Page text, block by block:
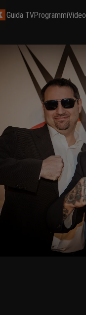
Guida TVProgrammiVideo